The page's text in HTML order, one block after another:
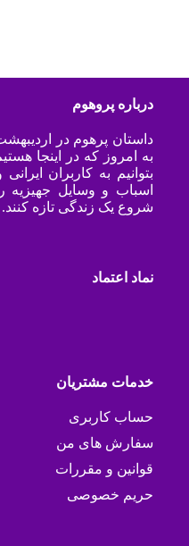
درباره پروهوم
به امروز که در اینجا
بتوانیم به کاربران
اسباب و وسایل جهیزیه
شروع یک زندگی تازه کنند.
نماد اعتماد
خدمات مشتریان
حساب کاربری
سفارش های من
قوانین و مقررات
حریم خصوصی